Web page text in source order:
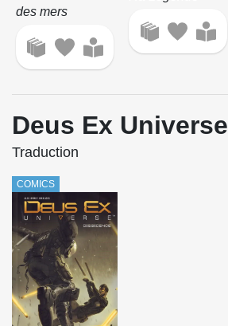
des mers
Deus Ex Universe
Traduction
COMICS